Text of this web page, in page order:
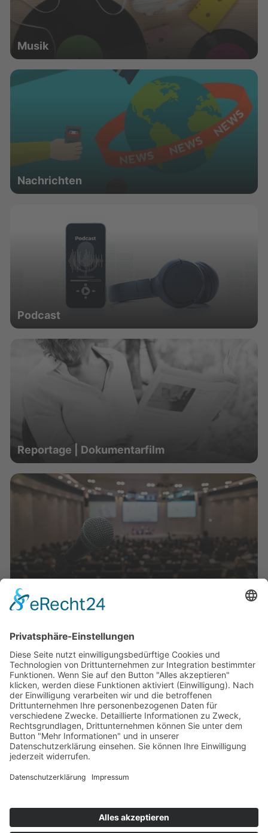
Musik
Nachrichten
Podcast
Reportage | Dokumentarfilm
Die Mediathek Hessen bietet vielfältige Videos,
Podcasts, Themen und Informationen.
Entdecken Sie unser Forum für Medien, Bildung
und Demokratie - jederzeit und überall
verfügbar.
Mehr erfahren
COOKIE-EINSTELLUNGEN